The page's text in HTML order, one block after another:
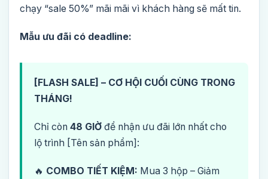
chạy “sale 50%” mãi mãi vì khách hàng sẽ mất tin.
Mẫu ưu đãi có deadline:
[FLASH SALE] – CƠ HỘI CUỐI CÙNG TRONG
THÁNG!
Chỉ còn 48 GIỜ để nhận ưu đãi lớn nhất cho
lộ trình [Tên sản phẩm]:
🔥 COMBO TIẾT KIỆM: Mua 3 hộp – Giảm